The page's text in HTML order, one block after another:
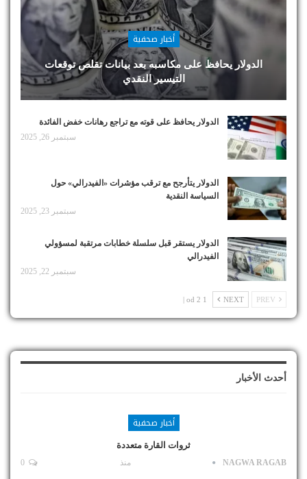
أخبار صحفية
الدولار يحافظ على مكاسبه بعد بيانات تقلص توقعات
التيسير النقدي
الدولار يحافظ على قوته مع تراجع رهانات خفض الفائدة
سبتمبر 26, 2025
الدولار يتأرجح مع ترقب مؤشرات «الفيدرالي» حول
السياسة النقدية
سبتمبر 23, 2025
الدولار يستقر قبل سلسلة خطابات مرتقبة لمسؤولي
الفيدرالي
سبتمبر 22, 2025
NEXT
1 od 2 |
أحدث الأخبار
أخبار صحفية
ثروات القارة متعددة
NAGWA RAGAB منذ